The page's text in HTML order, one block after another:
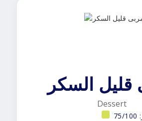
قليل السكر
Dessert
75/100